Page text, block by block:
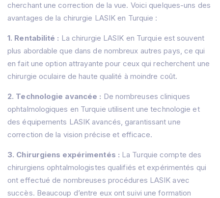
cherchant une correction de la vue. Voici quelques-uns des
avantages de la chirurgie LASIK en Turquie :
1. Rentabilité : La chirurgie LASIK en Turquie est souvent
plus abordable que dans de nombreux autres pays, ce qui
en fait une option attrayante pour ceux qui recherchent une
chirurgie oculaire de haute qualité à moindre coût.
2. Technologie avancée : De nombreuses cliniques
ophtalmologiques en Turquie utilisent une technologie et
des équipements LASIK avancés, garantissant une
correction de la vision précise et efficace.
3. Chirurgiens expérimentés : La Turquie compte des
chirurgiens ophtalmologistes qualifiés et expérimentés qui
ont effectué de nombreuses procédures LASIK avec
succès. Beaucoup d’entre eux ont suivi une formation